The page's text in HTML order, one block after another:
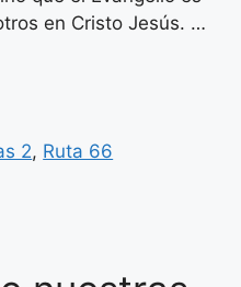
en Cristo Jesús. …
2, Ruta 66